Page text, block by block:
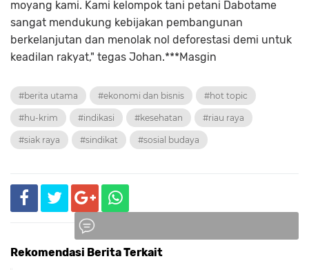
moyang kami. Kami kelompok tani petani Dabotame
sangat mendukung kebijakan pembangunan
berkelanjutan dan menolak nol deforestasi demi untuk
keadilan rakyat," tegas Johan.***Masgin
#berita utama #ekonomi dan bisnis #hot topic
#hu-krim #indikasi #kesehatan #riau raya
#siak raya #sindikat #sosial budaya
Rekomendasi Berita Terkait